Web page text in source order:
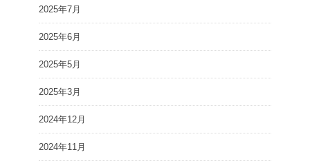
2025年7月
2025年6月
2025年5月
2025年3月
2024年12月
2024年11月